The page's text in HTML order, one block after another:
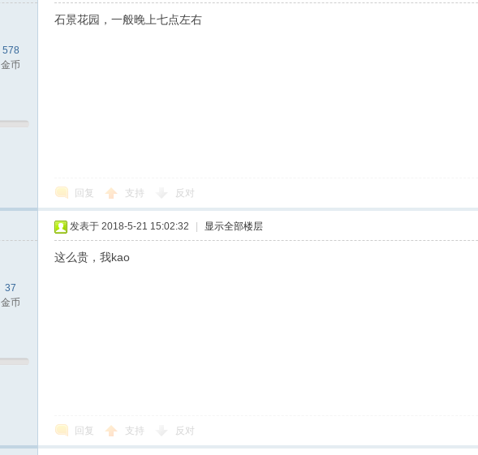
578
金币
石景花园，一般晚上七点左右
回复 支持 反对
37
金币
发表于 2018-5-21 15:02:32 显示全部楼层
这么贵，我kao
回复 支持 反对